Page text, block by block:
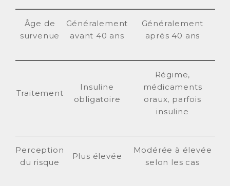
Âge de
survenue
Généralement
avant 40 ans
Généralement
après 40 ans
Traitement
Insuline
obligatoire
Régime,
médicaments
oraux, parfois
insuline
Perception
du risque
Plus élevée
Modérée à élevée
selon les cas